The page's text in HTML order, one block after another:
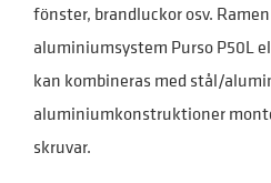
fönster, brandluckor osv.
aluminiumsystem Purso P50L
kan kombineras med stål/
aluminiumkonstruktioner
skruvar.